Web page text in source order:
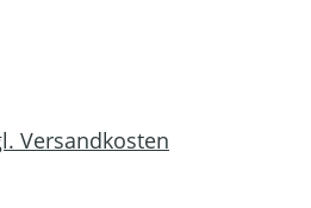
Versandkosten